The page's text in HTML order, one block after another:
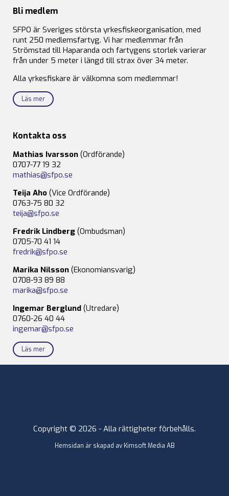
Bli medlem
SFPO är Sveriges största yrkesfiskeorganisation, med
runt 250 medlemsfartyg. Vi har medlemmar från
Strömstad till Haparanda och fartygens storlek varierar
från under 5 meter i längd till strax över 34 meter.
Alla yrkesfiskare är välkomna som medlemmar!
Läs mer
Kontakta oss
Mathias Ivarsson (Ordförande)
0707-77 19 32
mathias@sfpo.se
Teija Aho (Vice Ordförande)
0763-75 80 32
teija@sfpo.se
Fredrik Lindberg (Ombudsman)
0705-70 41 14
fredrik@sfpo.se
Marika Nilsson (Ekonomiansvarig)
0708-93 89 88
marika@sfpo.se
Ingemar Berglund (Utredare)
0760-26 40 44
ingemar@sfpo.se
Läs mer
Copyright © 2026 - Alla rättigheter förbehålls.
Hemsidan är skapad av Kimsoft Media AB